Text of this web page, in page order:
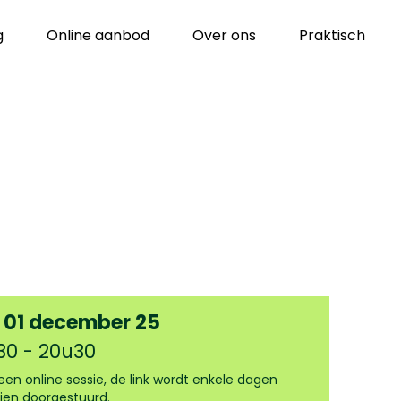
Online aanbod Over ons Praktisch
december 25
- 20u30
online sessie, de link wordt enkele dagen
doorgestuurd.